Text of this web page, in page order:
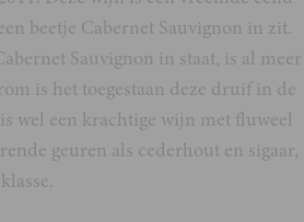
beetje Cabernet Sauvignon in zit.
Sauvignon in staat, is al meer
is het toegestaan deze druif in de
wel een krachtige wijn met fluweel
geuren als cederhout en sigaar,